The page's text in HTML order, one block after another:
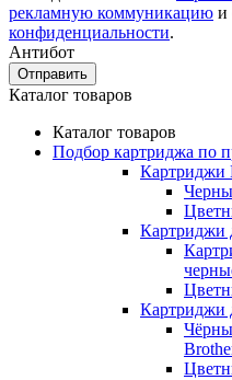
рекламную коммуникацию и
конфиденциальности.
Антибот
Отправить
Каталог товаров
Каталог товаров
Подбор картриджа по
Картриджи
Картриджи
Картриджи